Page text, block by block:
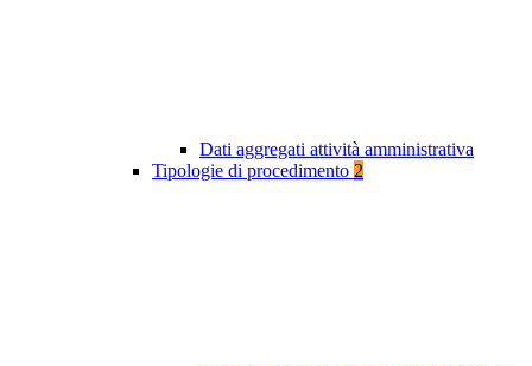
Dati aggregati attività amministrativa
Tipologie di procedimento 2